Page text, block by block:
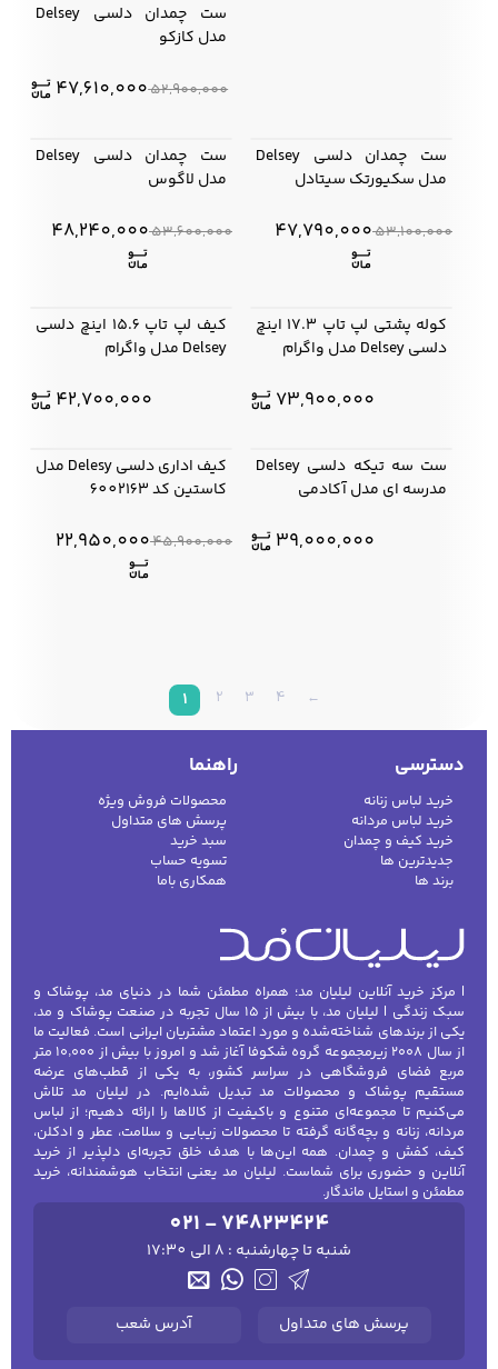
ست چمدان دلسی Delsey
مدل کازکو
52,900,000
47,610,000
ست چمدان دلسی Delsey
مدل سکیورتک سیتادل
53,100,000
47,790,000
ست چمدان دلسی Delsey
مدل لاگوس
53,600,000
48,240,000
کوله پشتی لپ تاپ 17.3 اینچ
دلسی Delsey مدل واگرام
73,900,000
کیف لپ تاپ 15.6 اینچ دلسی
Delsey مدل واگرام
42,700,000
ست سه تیکه دلسی Delsey
مدرسه ای مدل آکادمی
39,000,000
50%
کیف اداری دلسی Delesy مدل
کاستین کد 6002163
45,900,000
22,950,000
1 2 3 4 ←
دسترسی
خرید لباس زنانه
خرید لباس مردانه
خرید کیف و چمدان
جدیدترین ها
برند ها
راهنما
محصولات فروش ویژه
پرسش های متداول
سبد خرید
تسویه حساب
همکاری باما
| مرکز خرید آنلاین لیلیان مد؛ همراه مطمئن شما در دنیای مد، پوشاک و
سبک زندگی | لیلیان مد، با بیش از ۱۵ سال تجربه در صنعت پوشاک و مد،
یکی از برندهای شناخته‌شده و مورد اعتماد مشتریان ایرانی است. فعالیت ما
از سال ۲۰۰۸ زیرمجموعه گروه شکوفا آغاز شد و امروز با بیش از ۱۰٬۰۰۰ متر
مربع فضای فروشگاهی در سراسر کشور، به یکی از قطب‌های عرضه
مستقیم پوشاک و محصولات مد تبدیل شده‌ایم. در لیلیان مد تلاش
می‌کنیم تا مجموعه‌ای متنوع و باکیفیت از کالاها را ارائه دهیم؛ از لباس
مردانه، زنانه و بچه‌گانه گرفته تا محصولات زیبایی و سلامت، عطر و ادکلن،
کیف، کفش و چمدان. همه این‌ها با هدف خلق تجربه‌ای دلپذیر از خرید
آنلاین و حضوری برای شماست. لیلیان مد یعنی انتخاب هوشمندانه، خرید
مطمئن و استایل ماندگار.
021 - 74823424
شنبه تا چهارشنبه : 8 الی 17:30
پرسش های متداول آدرس شعب